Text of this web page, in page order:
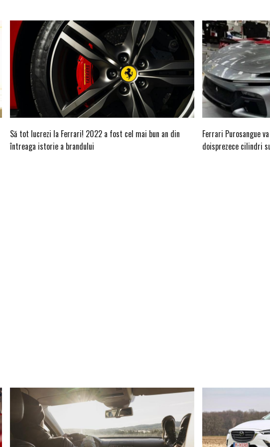
Să tot lucrezi la Ferrari! 2022 a fost cel mai bun an din
întreaga istorie a brandului
Ferrari Purosangue
doisprezece cilindri